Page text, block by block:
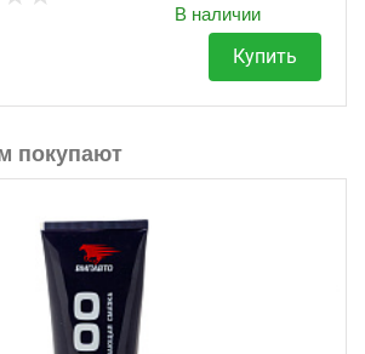
В наличии
Купить
покупают